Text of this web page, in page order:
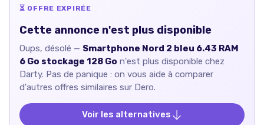
⏳ OFFRE EXPIRÉE
Cette annonce n'est plus disponible
Oups, désolé — Smartphone Nord 2 bleu 6.43 RAM
6 Go stockage 128 Go n'est plus disponible chez
Darty. Pas de panique : on vous aide à comparer
d'autres offres similaires sur Dero.
Voir les alternatives